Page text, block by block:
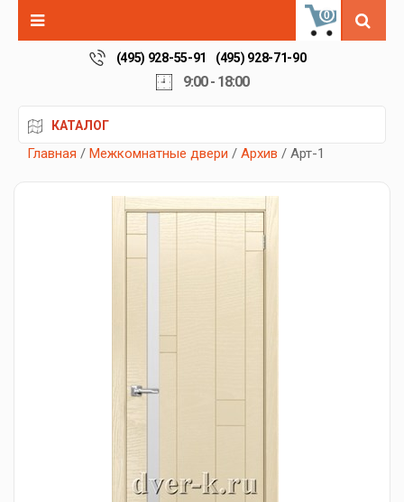
0
(495) 928-55-91 (495) 928-71-90
9:00 - 18:00
КАТАЛОГ
Главная / Межкомнатные двери / Архив / Арт-1